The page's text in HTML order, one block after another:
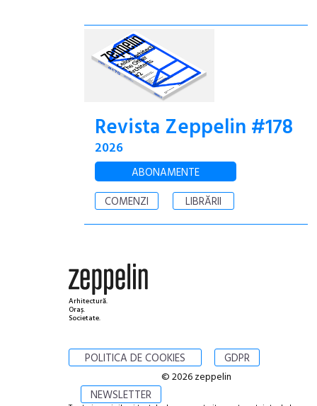
Revista Zeppelin #178
2026
ABONAMENTE
COMENZI
LIBRĂRII
Arhitectură.
Oraș.
Societate.
POLITICA DE COOKIES GDPR
NEWSLETTER
© 2026 zeppelin